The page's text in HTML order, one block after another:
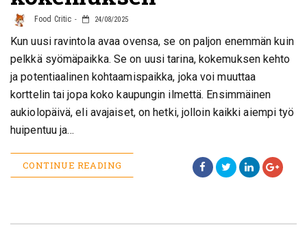
Food Critic 24/08/2025
Kun uusi ravintola avaa ovensa, se on paljon enemmän kuin
pelkkä syömäpaikka. Se on uusi tarina, kokemuksen kehto
ja potentiaalinen kohtaamispaikka, joka voi muuttaa
korttelin tai jopa koko kaupungin ilmettä. Ensimmäinen
aukiolopäivä, eli avajaiset, on hetki, jolloin kaikki aiempi työ
huipentuu ja…
CONTINUE READING